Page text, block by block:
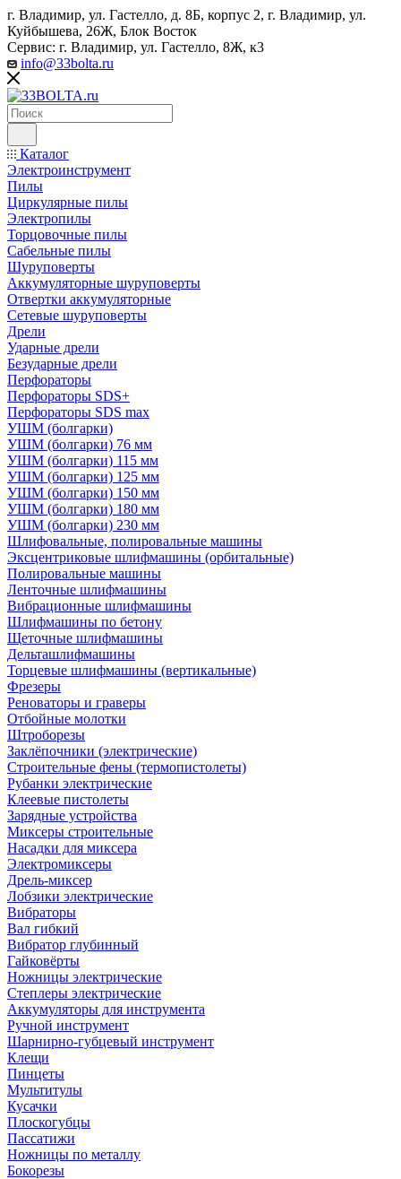
г. Владимир, ул. Гастелло, д. 8Б, корпус 2, г. Владимир, ул. ​
Куйбышева, 26Ж, Блок Восток
Сервис: г. Владимир, ул. Гастелло, 8Ж, к3
info@33bolta.ru
Каталог
Электроинструмент
Пилы
Циркулярные пилы
Электропилы
Торцовочные пилы
Сабельные пилы
Шуруповерты
Аккумуляторные шуруповерты
Отвертки аккумуляторные
Сетевые шуруповерты
Дрели
Ударные дрели
Безударные дрели
Перфораторы
Перфораторы SDS+
Перфораторы SDS max
УШМ (болгарки)
УШМ (болгарки) 76 мм
УШМ (болгарки) 115 мм
УШМ (болгарки) 125 мм
УШМ (болгарки) 150 мм
УШМ (болгарки) 180 мм
УШМ (болгарки) 230 мм
Шлифовальные, полировальные машины
Эксцентриковые шлифмашины (орбитальные)
Полировальные машины
Ленточные шлифмашины
Вибрационные шлифмашины
Шлифмашины по бетону
Щеточные шлифмашины
Дельташлифмашины
Торцевые шлифмашины (вертикальные)
Фрезеры
Реноваторы и граверы
Отбойные молотки
Штроборезы
Заклёпочники (электрические)
Строительные фены (термопистолеты)
Рубанки электрические
Клеевые пистолеты
Зарядные устройства
Миксеры строительные
Насадки для миксера
Электромиксеры
Дрель-миксер
Лобзики электрические
Вибраторы
Вал гибкий
Вибратор глубинный
Гайковёрты
Ножницы электрические
Степлеры электрические
Аккумуляторы для инструмента
Ручной инструмент
Шарнирно-губцевый инструмент
Клещи
Пинцеты
Мультитулы
Кусачки
Плоскогубцы
Пассатижи
Ножницы по металлу
Бокорезы